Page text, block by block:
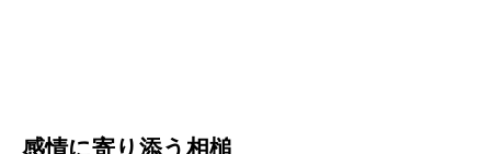
感情に寄り添う相槌